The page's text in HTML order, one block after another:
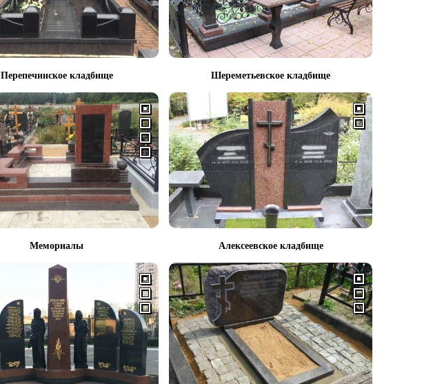
Перепечинское кладбище Шереметьевское кладбище
Мемориалы Алексеевское кладбище